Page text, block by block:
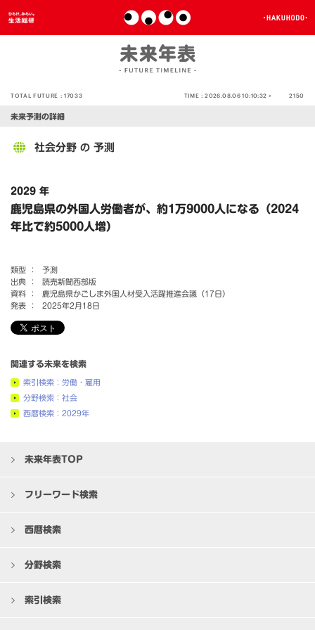
TOTAL FUTURE :17033 TIME :2026.08.06 10:10:32 > 2150
未来予測の詳細
社会分野 の 予測
2029 年
鹿児島県の外国人労働者が、約1万9000人になる（2024
年比で約5000人増）
類型 ：
予測
出典 ：
読売新聞西部版
資料 ：
鹿児島県かごしま外国人材受入活躍推進会議（17日）
発表 ：
2025年2月18日
関連する未来を検索
索引検索：労働・雇用
分野検索：社会
西暦検索：2029年
未来年表TOP
フリーワード検索
西暦検索
分野検索
索引検索